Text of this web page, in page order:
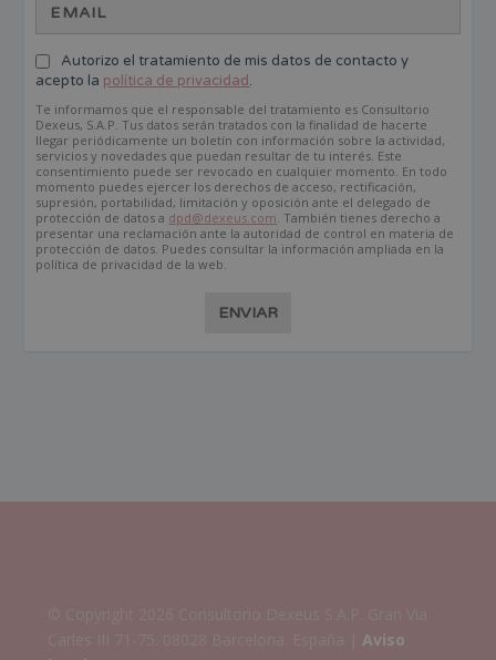
Autorizo el tratamiento de mis datos de contacto y
acepto la política de privacidad.
Te informamos que el responsable del tratamiento es Consultorio
Dexeus, S.A.P. Tus datos serán tratados con la finalidad de hacerte
llegar periódicamente un boletín con información sobre la actividad,
servicios y novedades que puedan resultar de tu interés. Este
consentimiento puede ser revocado en cualquier momento. En todo
momento puedes ejercer los derechos de acceso, rectificación,
supresión, portabilidad, limitación y oposición ante el delegado de
protección de datos a dpd@dexeus.com. También tienes derecho a
presentar una reclamación ante la autoridad de control en materia de
protección de datos. Puedes consultar la información ampliada en la
política de privacidad de la web.
ENVIAR
Aviso